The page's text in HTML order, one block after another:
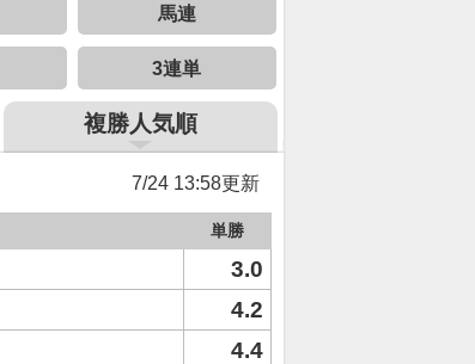
馬連
3連単
複勝人気順
7/24 13:58更新
単勝
3.0
4.2
4.4